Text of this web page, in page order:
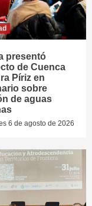
presentó
de Cuenca
Píriz en
sobre
de aguas
6 de agosto de 2026